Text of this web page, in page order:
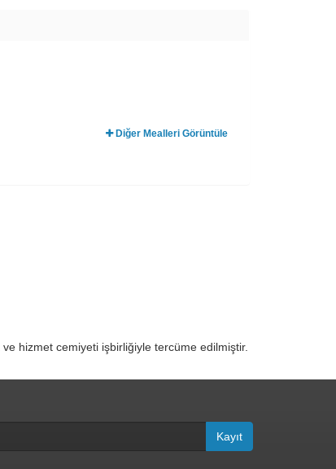
Diğer Mealleri Görüntüle
hizmet cemiyeti işbirliğiyle tercüme edilmiştir.
Kayıt